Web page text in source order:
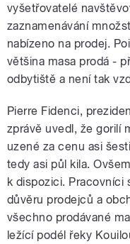
vyšetřovatelé
zaznamenávání
nabízeno na prodej.
většina masa prodá -
odbytiště a není tak
Pierre Fidenci,
zprávě uvedl, že gorilí
uzené za cenu asi
tedy asi půl kila.
k dispozici. Pracovníci
důvěru prodejců a
všechno prodávané
ležící podél řeky